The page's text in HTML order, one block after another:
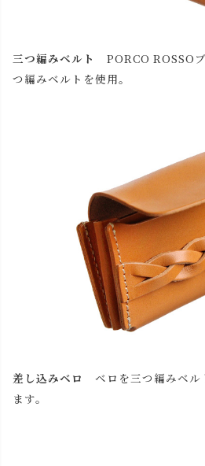
残りわずか
三つ編みベルト
PORCO ROSSO
つ編みベルトを使用。
差し込みベロ
ベロを三つ編みベル
ます。